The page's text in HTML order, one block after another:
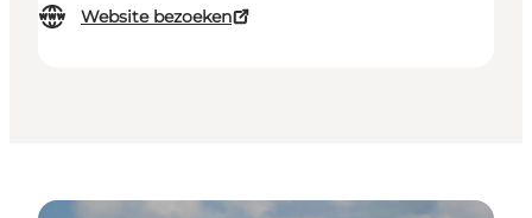
Website bezoeken